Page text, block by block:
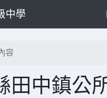
中學
容
田中鎮公